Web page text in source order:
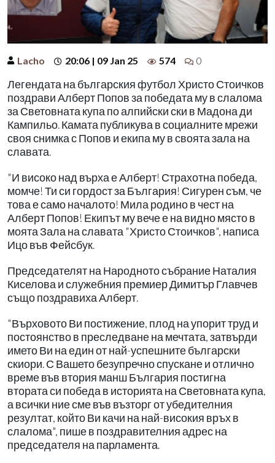
Lacho 20:06 | 09 Jan 25 574 0
Легендата на българския футбол Христо Стоичков
поздрави Алберт Попов за победата му в слалома
за Световната купа по алпийски ски в Мадона ди
Кампильо. Камата публикува в социалните мрежи
своя снимка с Попов и екипа му в своята зала на
славата.
"И високо над върха е Алберт! Страхотна победа,
момче! Ти си гордост за България! Сигурен съм, че
това е само началото! Мила родино в чест на
Алберт Попов! Екипът му вече е на видно място в
моята Зала на славата "Христо Стоичков", написа
Ицо във Фейсбук.
Председателят на Народното събрание Наталия
Киселова и служебния премиер Димитър Главчев
също поздравиха Алберт.
"Върховото Ви постижение, плод на упорит труд и
постоянство в преследване на мечтата, затвърди
името Ви на един от най-успешните български
скиори. С Вашето безупречно спускане и отлично
време във втория манш България постигна
втората си победа в историята на Световната купа,
а всички ние сме във възторг от убедителния
резултат, който Ви качи на най-високия връх в
слалома", пише в поздравителния адрес на
председателя на парламента.